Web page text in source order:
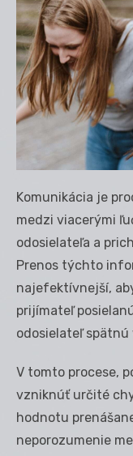
Komunikácia je
medzi viacerými
odosielateľa a
Prenos týchto
najefektívnejší,
prijímateľ
odosielateľ
V tomto procese,
vzniknúť určité
hodnotu
neporozumenie